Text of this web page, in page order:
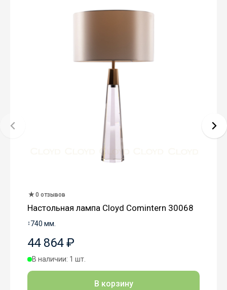
0 отзывов
Настольная лампа Cloyd Comintern 30068
↕740 мм.
44 864 ₽
В наличии: 1 шт.
В корзину